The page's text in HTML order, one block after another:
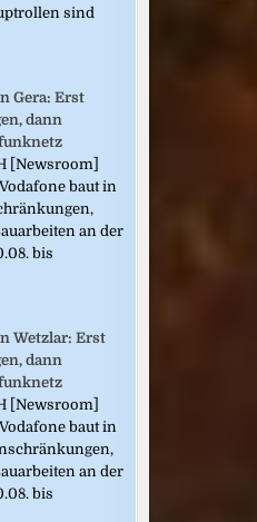
sind
Gera: Erst
dann
[Newsroom]
baut in
an der
bis
Wetzlar: Erst
dann
[Newsroom]
baut in
an der
bis